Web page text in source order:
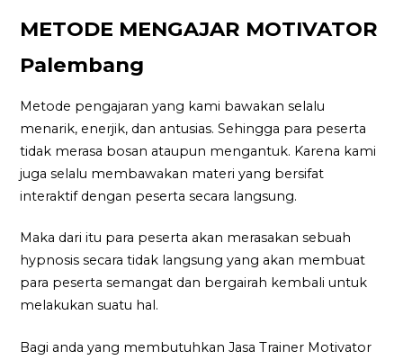
METODE MENGAJAR MOTIVATOR
Palembang
Metode pengajaran yang kami bawakan selalu
menarik, enerjik, dan antusias. Sehingga para peserta
tidak merasa bosan ataupun mengantuk. Karena kami
juga selalu membawakan materi yang bersifat
interaktif dengan peserta secara langsung.
Maka dari itu para peserta akan merasakan sebuah
hypnosis secara tidak langsung yang akan membuat
para peserta semangat dan bergairah kembali untuk
melakukan suatu hal.
Bagi anda yang membutuhkan Jasa Trainer Motivator